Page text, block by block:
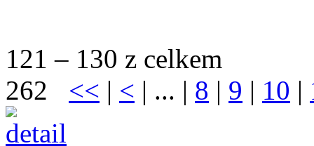
121 – 130 z celkem
262 << | < | ... | 8 | 9 | 10 |